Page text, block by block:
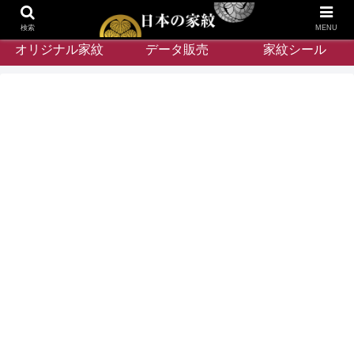
オリジナル家紋 データ販売 家紋シール
検索 MENU